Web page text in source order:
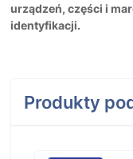
urządzeń, części i
identyfikacji.
Produkty